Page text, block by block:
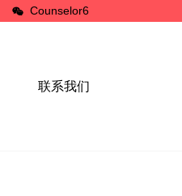
Counselor6
联系我们